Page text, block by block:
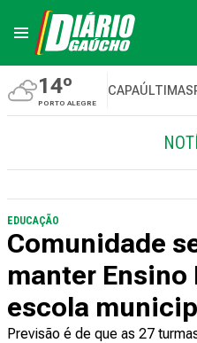
14º
PORTO ALEGRE
CAPAÚLTIMAS
EDUCAÇÃO
Comunidade
manter Ensino
escola
Previsão é de que as 27